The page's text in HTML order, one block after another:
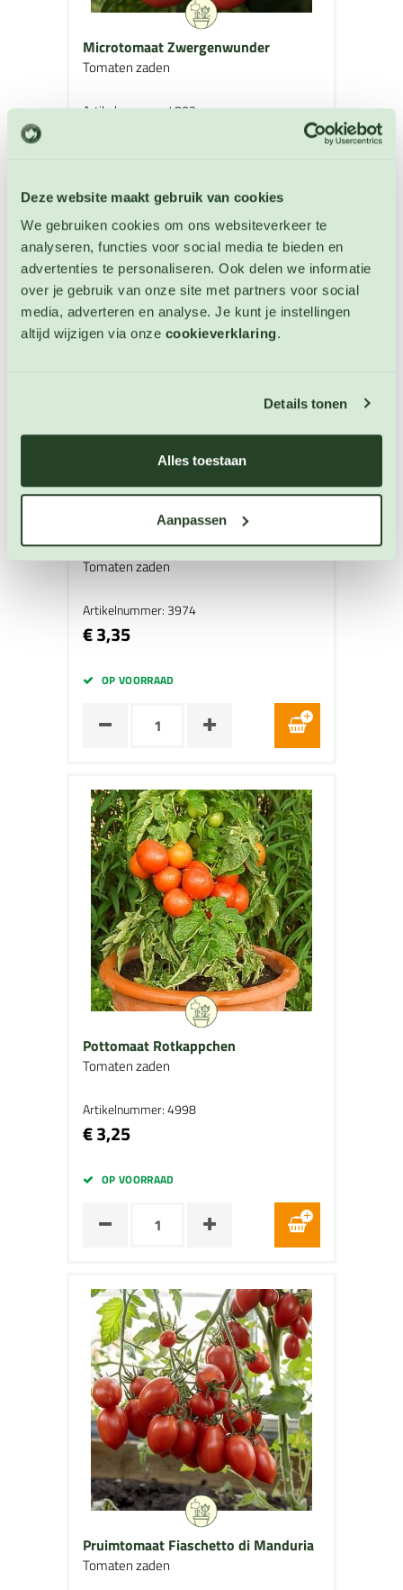
Deze website maakt gebruik van cookies
We gebruiken cookies om ons websiteverkeer te
analyseren, functies voor social media te bieden en
advertenties te personaliseren. Ook delen we informatie
over je gebruik van onze site met partners voor social
media, adverteren en analyse. Je kunt je instellingen
altijd wijzigen via onze cookieverklaring.
Details tonen
Alles toestaan
Aanpassen
Microtomaat Zwergenwunder
Tomaten zaden
Artikelnummer: 4803
Pottomaat Hundreds and Thousands
Tomaten zaden
Artikelnummer: 3974
€ 3,35
OP VOORRAAD
Pottomaat Rotkappchen
Tomaten zaden
Artikelnummer: 4998
€ 3,25
OP VOORRAAD
Pruimtomaat Fiaschetto di Manduria
Tomaten zaden